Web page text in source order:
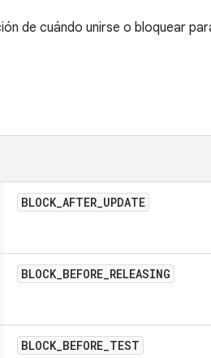
de cuándo unirse o bloquear
BLOCK_AFTER_UPDATE
BLOCK_BEFORE_RELEASING
BLOCK_BEFORE_TEST